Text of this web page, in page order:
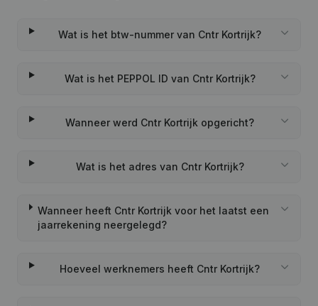
Wat is het btw-nummer van Cntr Kortrijk?
Wat is het PEPPOL ID van Cntr Kortrijk?
Wanneer werd Cntr Kortrijk opgericht?
Wat is het adres van Cntr Kortrijk?
Wanneer heeft Cntr Kortrijk voor het laatst een
jaarrekening neergelegd?
Hoeveel werknemers heeft Cntr Kortrijk?